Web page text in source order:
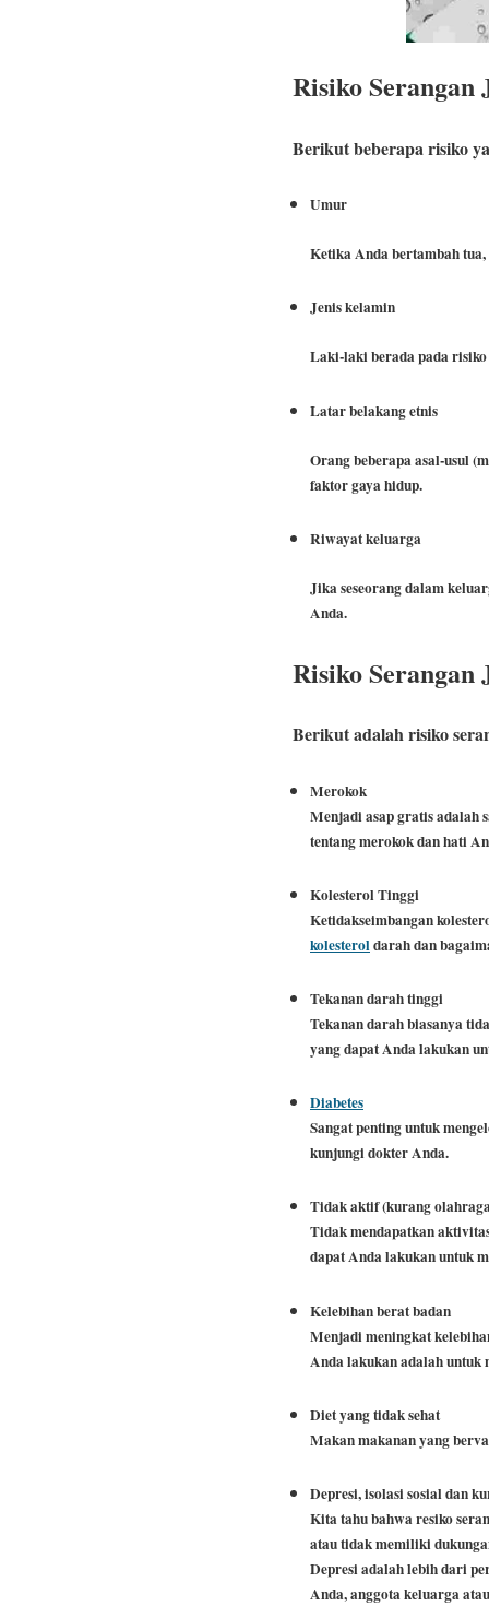
Risiko Serangan
Berikut beberapa risiko
Umur
Ketika Anda bertambah
Jenis kelamin
Laki-laki berada pada risiko
Latar belakang etnis
Orang beberapa asal-usul
faktor gaya hidup.
Riwayat keluarga
Jika seseorang dalam
Anda.
Risiko Serangan
Berikut adalah risiko
Merokok
Menjadi asap gratis adalah
tentang merokok dan hati
Kolesterol Tinggi
Ketidakseimbangan
kolesteroldarah dan
Tekanan darah tinggi
Tekanan darah biasanya
yang dapat Anda lakukan
Diabetes
Sangat penting untuk
kunjungi dokter Anda.
Tidak aktif (kurang
Tidak mendapatkan
dapat Anda lakukan untuk
Kelebihan berat badan
Menjadi meningkat
Anda lakukan adalah untuk
Diet yang tidak sehat
Makan makanan yang
Depresi, isolasi sosial dan
Kita tahu bahwa resiko
atau tidak memiliki
Depresi adalah lebih dari
Anda, anggota keluarga